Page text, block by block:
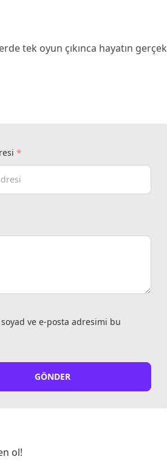
tek oyun çıkınca hayatın gerçek
*
ve e-posta adresimi bu
GÖNDER
ol!